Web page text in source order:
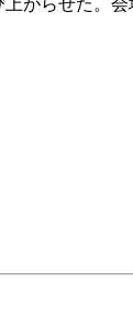
がらせた。